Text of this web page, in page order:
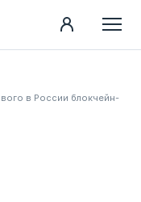
в России блокчейн-